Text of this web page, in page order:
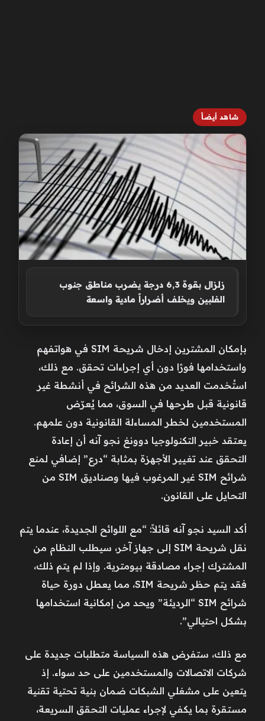
شاهد أيضاً
زلزال بقوة 6,3 درجة يضرب مناطق جنوب
الفلبين ويخلف أضراراً مادية واسعة
بإمكان المشترين إدخال شريحة SIM في هواتفهم
واستخدامها فورًا دون أي إجراءات تحقق. مع ذلك،
استُخدمت العديد من هذه الشرائح في أنشطة غير
قانونية قبل طرحها في السوق، مما يُعرّض
المستخدمين لخطر المساءلة القانونية دون علمهم.
يعتقد خبير التكنولوجيا دوونغ نجو آنه أن إعادة
التحقق عند تغيير الأجهزة بمثابة “درع” إضافي لمنع
شرائح SIM غير المرغوب فيها وصناديق SIM من
التحايل على القانون.
أكد السيد نجو آنه قائلاً: “مع اللوائح الجديدة، عندما يتم
نقل شريحة SIM إلى جهاز آخر، سيطلب النظام من
المشترك إجراء مصادقة بيومترية. وإذا لم يتم ذلك،
فقد يتم حظر شريحة SIM، مما يعطل دورة حياة
شرائح SIM “الرديئة” ويحد من إمكانية استخدامها
بشكل احتيالي”.
مع ذلك، ستفرض هذه السياسة متطلبات جديدة على
شركات الاتصالات والمستخدمين على حد سواء. إذ
يتعين على مشغلي الشبكات ضمان بنية تحتية تقنية
مستقرة بما يكفي لإجراء عمليات التحقق السريعة،